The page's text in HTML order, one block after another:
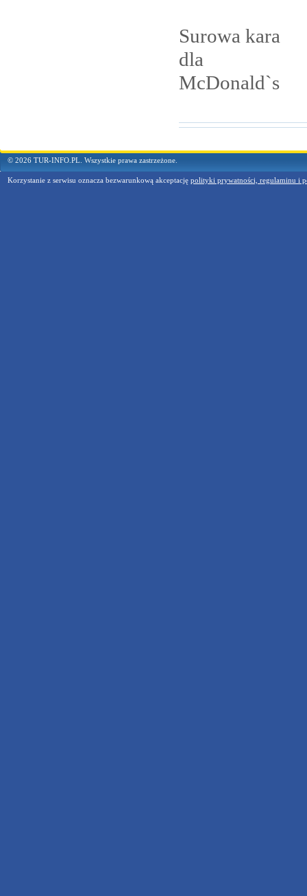
Surowa kara
dla
McDonald`s
© 2026 TUR-INFO.PL. Wszystkie prawa zastrzeżone.
Korzystanie z serwisu oznacza bezwarunkową akceptację polityki prywatności, regulaminu i